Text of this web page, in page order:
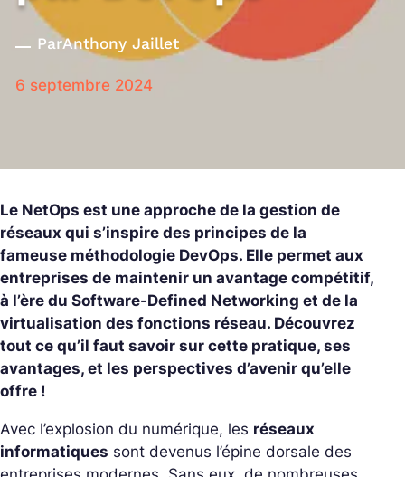
ParAnthony Jaillet
6 septembre 2024
Le NetOps est une approche de la gestion de
réseaux qui s’inspire des principes de la
fameuse méthodologie DevOps. Elle permet aux
entreprises de maintenir un avantage compétitif,
à l’ère du Software-Defined Networking et de la
virtualisation des fonctions réseau. Découvrez
tout ce qu’il faut savoir sur cette pratique, ses
avantages, et les perspectives d’avenir qu’elle
offre !
Avec l’explosion du numérique, les réseaux
informatiques sont devenus l’épine dorsale des